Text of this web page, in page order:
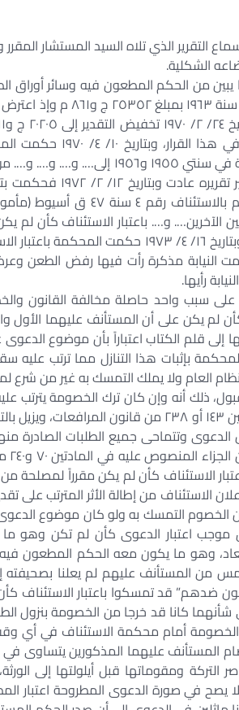
التقرير الذي تلاه السيد المستشار
الشكلية.
يبين من الحكم المطعون فيه وسائر
تركة المرحومة…
سوهاج الابتدائية
العرفية الصادرة من المورثة في
مصلحة الضرائب هذا
و…. باعتبار الاستئناف كأن لم
تقديمها إلى قلم الكتاب، وبتاريخ ١٦/
النيابة مذكرة رأت فيها رفض
رأيها.
سبب واحد حاصلة مخالفة القانون
لم يكن على أن المستأنف عليهما
إلى قلم الكتاب اعتباراً بأن موضوع
بإثبات هذا التنازل مما ترتب عليه
العام ولا يملك التمسك به غير من شرع
ذلك أنه وإن كان ترك الخصومة يترتب
أو الطعن طبقاً لنص المادتين ١٤٣ أو ٢٣٨ من
الدعوى وتتماحى جميع الطلبات
١٩٧٦ – من اعتبار الاستئناف كأن لم يكن مقرراً
الاستئناف من إطالة الأثر المترتب
الخصوم التمسك به ولو كان موضوع الدعوى
موجب اعتبار الدعوى كأن لم تكن وهو
وهو ما يكون معه الحكم المطعون
من المستأنف عليهم لم يعلنا
ضدهم” قد تمسكوا باعتبار
كانا قد خرجا من الخصومة بنزول
الخصومة أمام محكمة الاستئناف في أي
المستأنف عليهما المذكورين يتساوى في
التركة ومقوماتها قبل أيلولتها إلى
لا يصح في صورة الدعوى المطروحة اعتبار